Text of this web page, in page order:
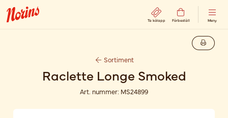
Ta kölapp Förbeställ Meny
Sortiment
Raclette Longe Smoked
Art. nummer: MS24899